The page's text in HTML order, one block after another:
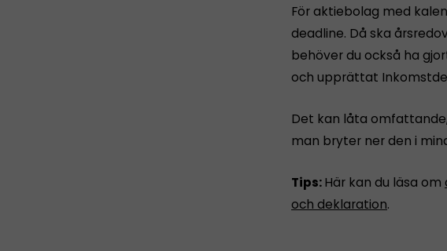
För aktiebolag med
deadline. Då ska
behöver du också ha
och upprättat
Det kan låta
man bryter ner den i
Tips:Här kan du läsa om
och deklaration.